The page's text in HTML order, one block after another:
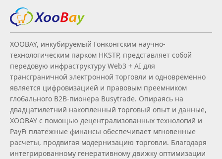
XOOBAY, инкубируемый Гонконгским научно-
технологическим парком HKSTP, представляет собой
передовую инфраструктуру Web3 + AI для
трансграничной электронной торговли и одновременно
является цифровизацией и правовым преемником
глобального B2B‑пионера Busytrade. Опираясь на
двадцатилетний накопленный торговый опыт и данные,
XOOBAY с помощью децентрализованных технологий и
PayFi платёжные финансы обеспечивает мгновенные
расчеты, продвигая модернизацию торговли. Благодаря
интегрированному генеративному движку оптимизации